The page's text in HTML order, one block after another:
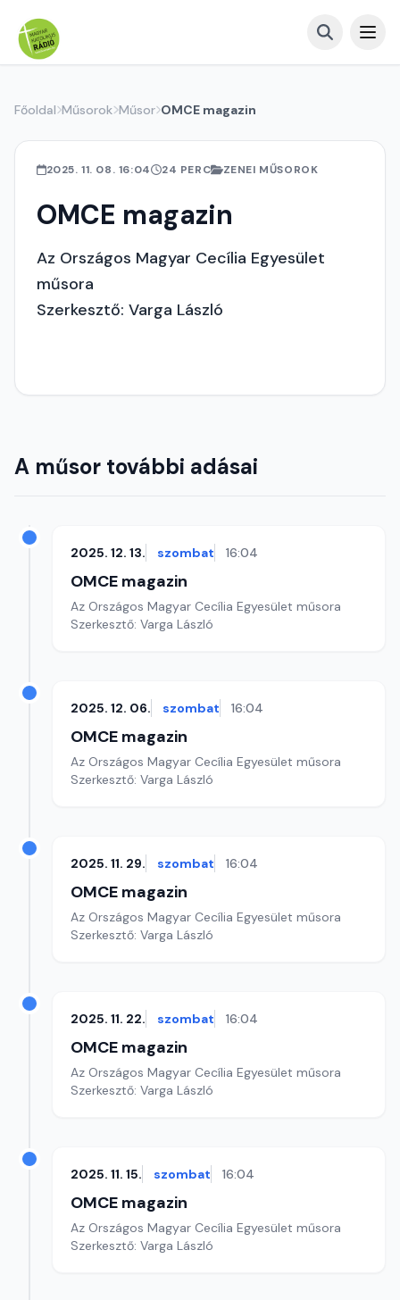
Főoldal Műsorok Műsor OMCE magazin
2025. 11. 08. 16:04 24 PERC ZENEI MŰSOROK
OMCE magazin
Az Országos Magyar Cecília Egyesület
műsora
Szerkesztő: Varga László
A műsor további adásai
2025. 12. 13. szombat 16:04
OMCE magazin
Az Országos Magyar Cecília Egyesület műsora
Szerkesztő: Varga László
2025. 12. 06. szombat 16:04
OMCE magazin
Az Országos Magyar Cecília Egyesület műsora
Szerkesztő: Varga László
2025. 11. 29. szombat 16:04
OMCE magazin
Az Országos Magyar Cecília Egyesület műsora
Szerkesztő: Varga László
2025. 11. 22. szombat 16:04
OMCE magazin
Az Országos Magyar Cecília Egyesület műsora
Szerkesztő: Varga László
2025. 11. 15. szombat 16:04
OMCE magazin
Az Országos Magyar Cecília Egyesület műsora
Szerkesztő: Varga László